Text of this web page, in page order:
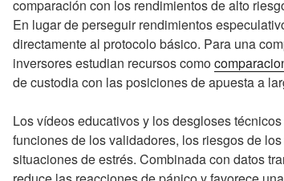
comparación con los rendimientos de alto
En lugar de perseguir rendimientos
directamente al protocolo básico. Para una
inversores estudian recursos como
de custodia con las posiciones de apuesta a
Los vídeos educativos y los desgloses
funciones de los validadores, los riesgos de
situaciones de estrés. Combinada con datos